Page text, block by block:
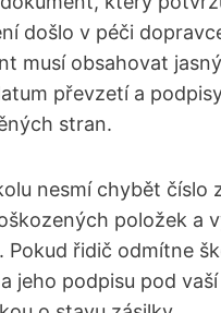
došlo v péči
musí obsahovat
převzetí a
stran.
nesmí chybět číslo
položek a
Pokud řidič odmítne
jeho podpisu pod